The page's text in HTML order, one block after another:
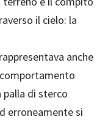
il cielo: la
anche
palla di sterco
erroneamente si